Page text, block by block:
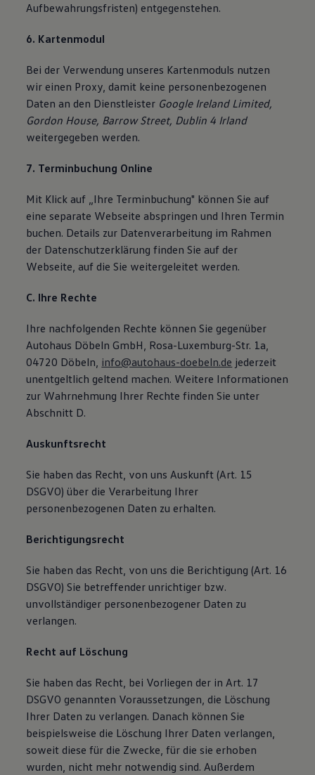
Aufbewahrungsfristen) entgegenstehen.
6. Kartenmodul
Bei der Verwendung unseres Kartenmoduls nutzen
wir einen Proxy, damit keine personenbezogenen
Daten an den Dienstleister Google Ireland Limited,
Gordon House, Barrow Street, Dublin 4 Irland
weitergegeben werden.
7. Terminbuchung Online
Mit Klick auf „Ihre Terminbuchung" können Sie auf
eine separate Webseite abspringen und Ihren Termin
buchen. Details zur Datenverarbeitung im Rahmen
der Datenschutzerklärung finden Sie auf der
Webseite, auf die Sie weitergeleitet werden.
C. Ihre Rechte
Ihre nachfolgenden Rechte können Sie gegenüber
Autohaus Döbeln GmbH, Rosa-Luxemburg-Str. 1a,
04720 Döbeln, info@autohaus-doebeln.de jederzeit
unentgeltlich geltend machen. Weitere Informationen
zur Wahrnehmung Ihrer Rechte finden Sie unter
Abschnitt D.
Auskunftsrecht
Sie haben das Recht, von uns Auskunft (Art. 15
DSGVO) über die Verarbeitung Ihrer
personenbezogenen Daten zu erhalten.
Berichtigungsrecht
Sie haben das Recht, von uns die Berichtigung (Art. 16
DSGVO) Sie betreffender unrichtiger bzw.
unvollständiger personenbezogener Daten zu
verlangen.
Recht auf Löschung
Sie haben das Recht, bei Vorliegen der in Art. 17
DSGVO genannten Voraussetzungen, die Löschung
Ihrer Daten zu verlangen. Danach können Sie
beispielsweise die Löschung Ihrer Daten verlangen,
soweit diese für die Zwecke, für die sie erhoben
wurden, nicht mehr notwendig sind. Außerdem